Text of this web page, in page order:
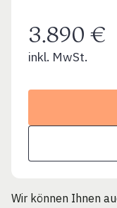
3.890 €
inkl. MwSt.
Wir können Ihnen